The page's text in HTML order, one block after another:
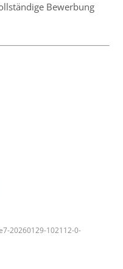
Bewerbung
20260129-102112-0-